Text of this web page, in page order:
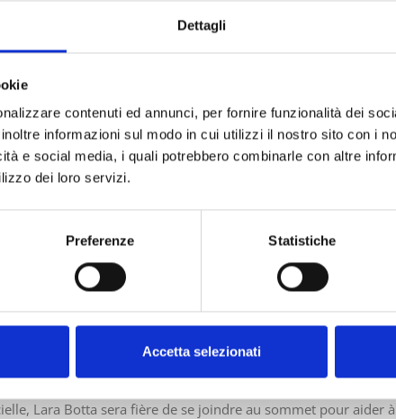
Dettagli
contenuti ed annunci, per fornire funzionalità dei
informazioni sul modo in cui utilizzi il nostro sito con i
e social media, i quali potrebbero combinarle con altre
dei loro servizi.
Preferenze Statistiche
Accetta selezionati
et réglementaires, notamment avec l’arrivée imminente
de conformité à l’échelle de l’industrie. Lors du webinaire,
réglementaires et de coûts affectent le plus les PME,
que les grandes entreprises pour agir soudainement face à
!
pour les Leaders de la
Le Sustainable Packaging Summit 2026 va apporter des
Lara Botta sera fière de se joindre au sommet pour aider